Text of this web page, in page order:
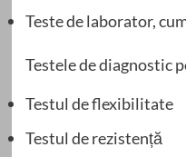
Teste de laborator,
Testele de diagnostic
Testul de flexibilitate
Testul de rezistență